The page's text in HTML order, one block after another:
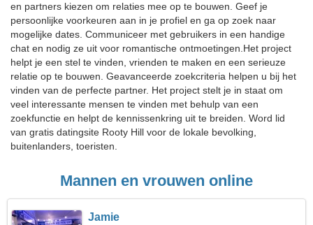
en partners kiezen om relaties mee op te bouwen. Geef je
persoonlijke voorkeuren aan in je profiel en ga op zoek naar
mogelijke dates. Communiceer met gebruikers in een handige
chat en nodig ze uit voor romantische ontmoetingen.Het project
helpt je een stel te vinden, vrienden te maken en een serieuze
relatie op te bouwen. Geavanceerde zoekcriteria helpen u bij het
vinden van de perfecte partner. Het project stelt je in staat om
veel interessante mensen te vinden met behulp van een
zoekfunctie en helpt de kennissenkring uit te breiden. Word lid
van gratis datingsite Rooty Hill voor de lokale bevolking,
buitenlanders, toeristen.
Mannen en vrouwen online
Jamie